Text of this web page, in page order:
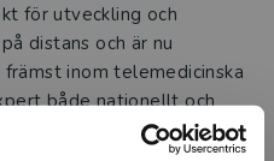
för utveckling och
distans och är nu
inom telemedicinska
både nationellt och